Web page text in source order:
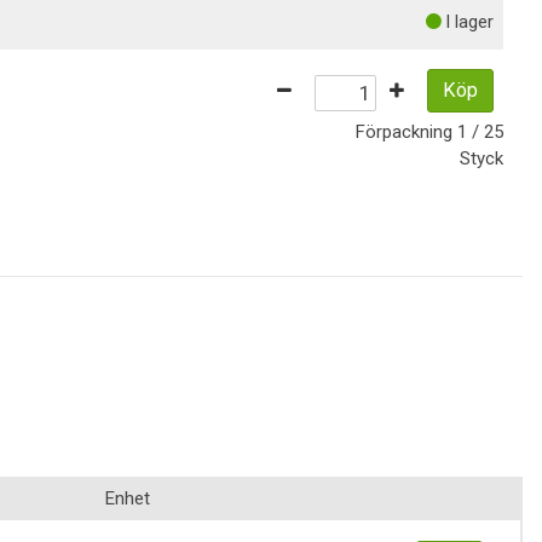
I lager
Köp
Förpackning 1 / 25
Styck
Enhet